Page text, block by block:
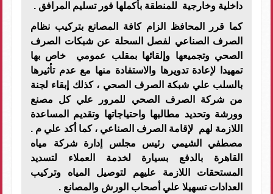
داخلية وخارجية للمنطقة بأكملها فور تسليم المرافق .
كما قرر المحافظ الزام كافة المصانع بتركيب نظام
الصرف الصناعي لفصل السحلة عن شبكات الصرف
الصحي وتجميعها وإلقائها بمقلب عمومي خاص بها
تمهيدا لإعادة تدويرها والاستفادة منها مع عدم تأثيرها
بالسلب علي شبكة الصرف الصحي ، كذلك إبقاء لجنة
من شركة الصرف الصحي للمرور علي كل مصنع
وورشة وتحديد مطالبها واحتياجاتها وتقديم المساعدة
اللازمة لهم لإقامة الصرف الصناعي ، كما أكد علي م .
مصطفي الشيمي رئيس مجلس إدارة شركة مياه
القاهرة بالدفع بسيارة لخدمة العملاء لتسديد
المستحقات اللازمة عليهم لتوصيل المياه وتركيب
العدادات تسهيلا علي أصحاب الورش والمصانع .